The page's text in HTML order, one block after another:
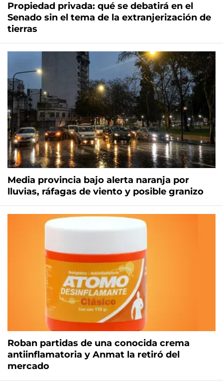
Propiedad privada: qué se debatirá en el
Senado sin el tema de la extranjerización de
tierras
Media provincia bajo alerta naranja por
lluvias, ráfagas de viento y posible granizo
Roban partidas de una conocida crema
antiinflamatoria y Anmat la retiró del
mercado